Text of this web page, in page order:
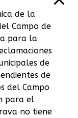
de la
Campo de
para la
de
de
del Campo
para el
no tiene